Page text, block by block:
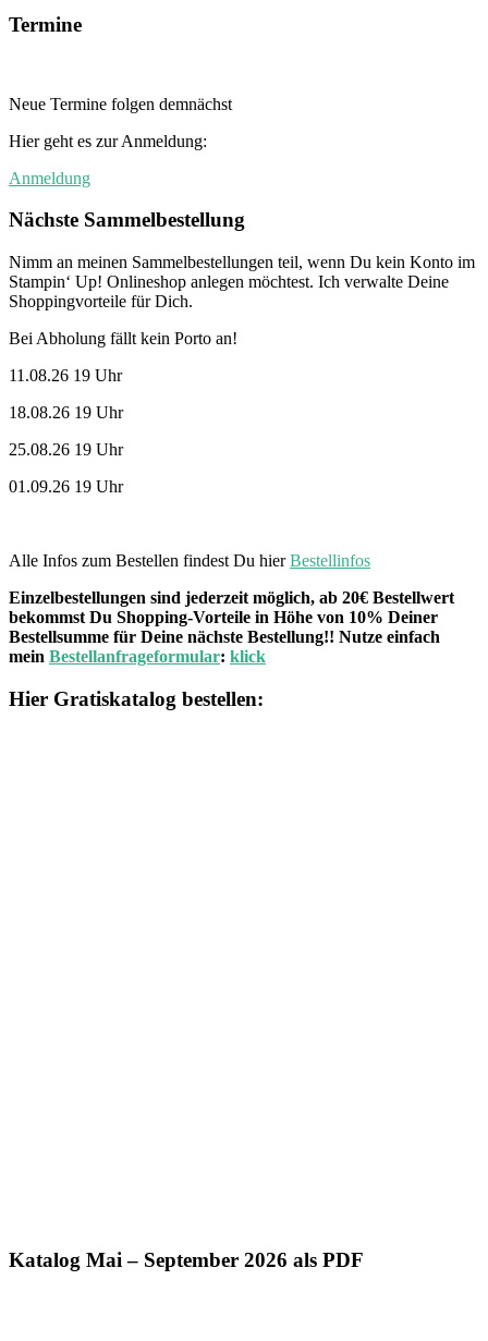
Termine
Neue Termine folgen demnächst
Hier geht es zur Anmeldung:
Anmeldung
Nächste Sammelbestellung
Nimm an meinen Sammelbestellungen teil, wenn Du kein Konto im
Stampin‘ Up! Onlineshop anlegen möchtest. Ich verwalte Deine
Shoppingvorteile für Dich.
Bei Abholung fällt kein Porto an!
11.08.26 19 Uhr
18.08.26 19 Uhr
25.08.26 19 Uhr
01.09.26 19 Uhr
Alle Infos zum Bestellen findest Du hierBestellinfos
Einzelbestellungen sind jederzeit möglich, ab 20€ Bestellwert
bekommst Du Shopping-Vorteile in Höhe von 10% Deiner
Bestellsumme für Deine nächste Bestellung!! Nutze einfach
mein Bestellanfrageformular: klick
Hier Gratiskatalog bestellen:
Katalog Mai – September 2026 als PDF